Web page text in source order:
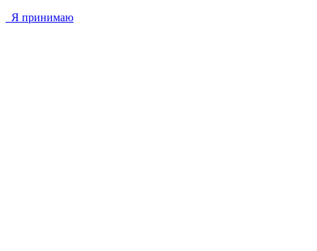
Я принимаю